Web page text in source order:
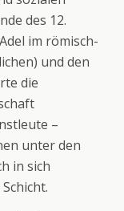
des 12.
im römisch-
und den
die
–
unter den
in sich